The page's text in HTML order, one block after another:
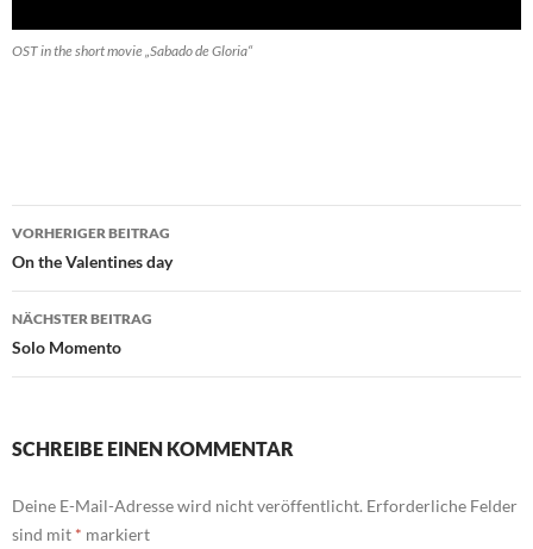
OST in the short movie „Sabado de Gloria“
Beitragsnavigation
VORHERIGER BEITRAG
On the Valentines day
NÄCHSTER BEITRAG
Solo Momento
SCHREIBE EINEN KOMMENTAR
Deine E-Mail-Adresse wird nicht veröffentlicht. Erforderliche Felder
sind mit * markiert